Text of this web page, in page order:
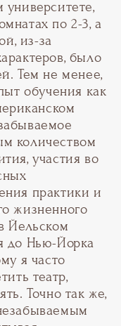
университете,
по 2-3, а
из-за
было
Тем не менее,
обучения как
количеством
участия во
практики и
жизненного
Йельском
до Нью-Йорка
я часто
театр,
Точно так же,